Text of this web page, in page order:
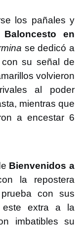
los pañales y
Baloncesto en
se dedicó a
su señal de
volvieron
al poder
mientras que
a encestar 6
Bienvenidos a
la repostera
con sus
este extra a la
imbatibles su